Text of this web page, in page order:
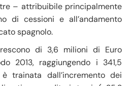
– attribuibile principalmente
di cessioni e all’andamento
spagnolo.
di 3,6 milioni di Euro
2013, raggiungendo i 341,5
trainata dall’incremento dei